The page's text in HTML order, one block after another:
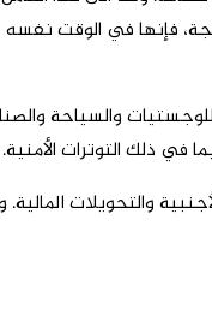
فإنها في الوقت
والسياحة
في ذلك التوترات الأمنية.
والتحويلات